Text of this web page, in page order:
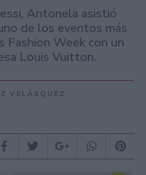
Antonela asistió
de los eventos más
Week con un
Louis Vuitton.
VELÁSQUEZ